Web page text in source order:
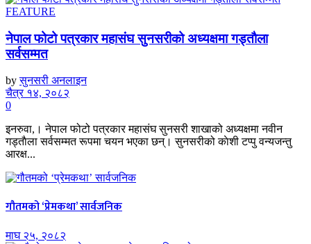
FEATURE
नेपाल फोटो पत्रकार महासंघ सुनसरीको अध्यक्षमा गड्ताैला
सर्वसम्मत
by सुनसरी अनलाइन
चैत्र १४, २०८२
0
इनरुवा,। नेपाल फोटो पत्रकार महासंघ सुनसरी शाखाको अध्यक्षमा नवीन
गड्ताैला सर्वसम्मत रूपमा चयन भएका छन्। सुनसरीको काेशी टप्पु वन्यजन्तु
आरक्ष...
गौतमको ‘प्रेमकथा’ सार्वजनिक
माघ २५, २०८२